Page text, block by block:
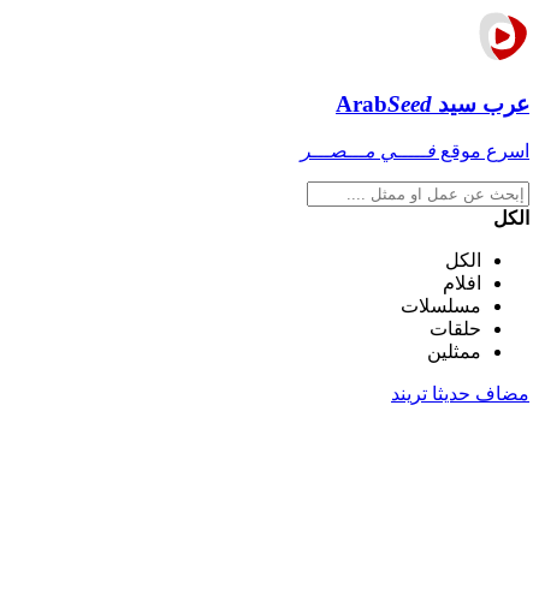
عرب سيد ArabSeed
اسرع موقع فـــــي مـــصـــر
الكل
الكل
افلام
مسلسلات
حلقات
ممثلين
مضاف حديثا تريند